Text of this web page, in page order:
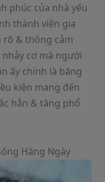
phúc của nhà yếu
thành viên gia
rõ & thông cảm
cơ mà người
ấy chính là băng
kiện mang đến
hẳn & tăng phổ
Hàng Ngày